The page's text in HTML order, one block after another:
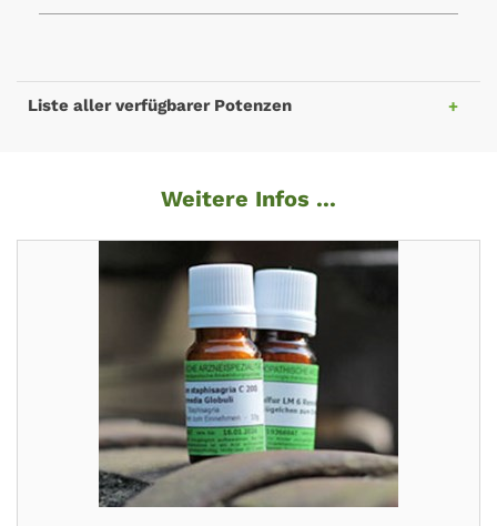
Liste aller verfügbarer Potenzen
Weitere Infos ...